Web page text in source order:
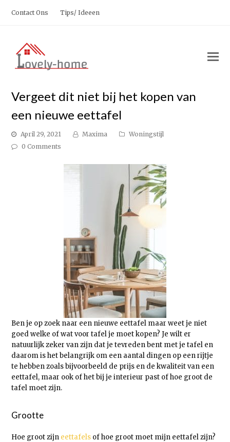
Contact Ons Tips/ Ideeen
Vergeet dit niet bij het kopen van
een nieuwe eettafel
April 29, 2021 Maxima
Woningstijl
0 Comments
Ben je op zoek naar een nieuwe eettafel maar weet je niet
goed welke of wat voor tafel je moet kopen? Je wilt er
natuurlijk zeker van zijn dat je tevreden bent met je tafel en
daarom is het belangrijk om een aantal dingen op een rijtje
te hebben zoals bijvoorbeeld de prijs en de kwaliteit van een
eettafel, maar ook of het bij je interieur past of hoe groot de
tafel moet zijn.
Grootte
Hoe groot zijn eettafels of hoe groot moet mijn eettafel zijn?